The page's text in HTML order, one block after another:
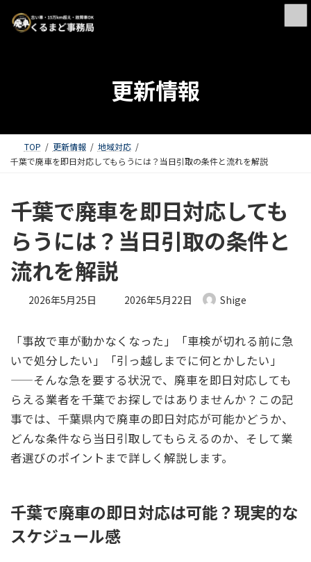
更新情報
TOP 更新情報
地域対応
千葉で廃車を即日対応してもらうには？当日引取の条件と流れを解説
千葉で廃車を即日対応しても
らうには？当日引取の条件と
流れを解説
2026年5月25日 最終更新日時 :
2026年5月22日 Shige
「事故で車が動かなくなった」「車検が切れる前に急
いで処分したい」「引っ越しまでに何とかしたい」
——そんな急を要する状況で、廃車を即日対応しても
らえる業者を千葉でお探しではありませんか？この記
事では、千葉県内で廃車の即日対応が可能かどうか、
どんな条件なら当日引取してもらえるのか、そして業
者選びのポイントまで詳しく解説します。
千葉で廃車の即日対応は可能？現実的な
スケジュール感